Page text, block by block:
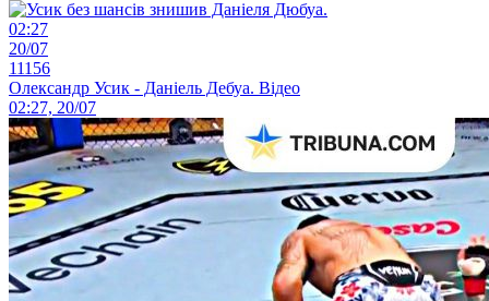
02:27
20/07
11156
Олександр Усик - Даніель Дебуа. Відео
02:27, 20/07